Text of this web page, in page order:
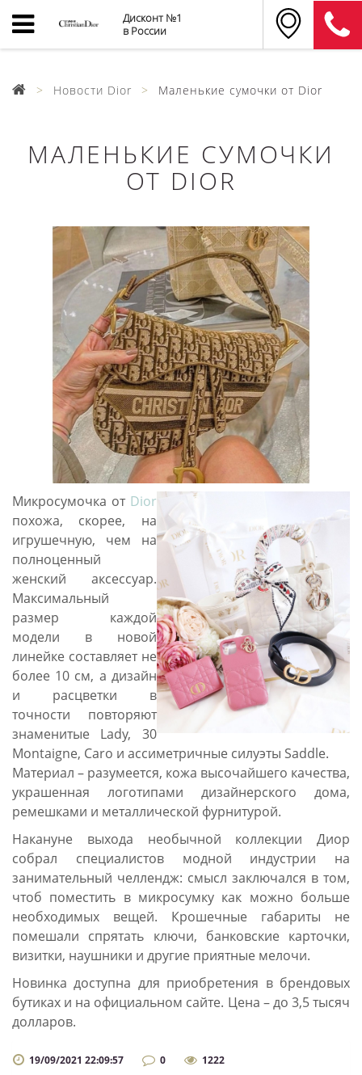
Дисконт №1
в России
Новости Dior Маленькие сумочки от Dior
МАЛЕНЬКИЕ СУМОЧКИ
ОТ DIOR
Микросумочка от Dior
похожа, скорее, на
игрушечную, чем на
полноценный
женский аксессуар.
Максимальный
размер каждой
модели в новой
линейке составляет не
более 10 см, а дизайн
и расцветки в
точности повторяют
знаменитые Lady, 30
Montaigne, Caro и ассиметричные силуэты Saddle.
Материал – разумеется, кожа высочайшего качества,
украшенная логотипами дизайнерского дома,
ремешками и металлической фурнитурой.
Накануне выхода необычной коллекции Диор
собрал специалистов модной индустрии на
занимательный челлендж: смысл заключался в том,
чтоб поместить в микросумку как можно больше
необходимых вещей. Крошечные габариты не
помешали спрятать ключи, банковские карточки,
визитки, наушники и другие приятные мелочи.
Новинка доступна для приобретения в брендовых
бутиках и на официальном сайте. Цена – до 3,5 тысяч
долларов.
19/09/2021 22:09:57 0 1222